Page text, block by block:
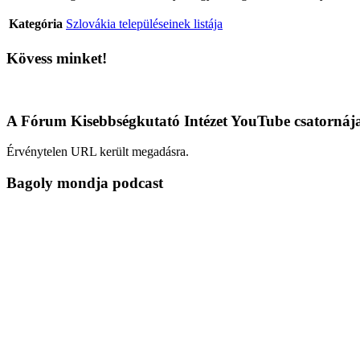
Kategória Szlovákia településeinek listája
Kövess minket!
A Fórum Kisebbségkutató Intézet YouTube
Érvénytelen URL került megadásra.
Bagoly mondja podcast